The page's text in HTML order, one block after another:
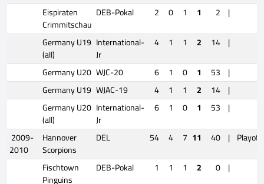
Eispiraten
Crimmitschau
DEB-Pokal 2 0 1 1 2 |
Germany U19
(all)
International-
Jr
4 1 1 2 14 |
Germany U20 WJC-20 6 1 0 1 53 |
Germany U19 WJAC-19 4 1 1 2 14 |
Germany U20
(all)
International-
Jr
6 1 0 1 53 |
2009-
2010
Hannover
Scorpions
DEL 54 4 7 11 40 |
Fischtown
Pinguins
DEB-Pokal 1 1 1 2 0 |